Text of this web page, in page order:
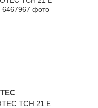
TCH 21 E